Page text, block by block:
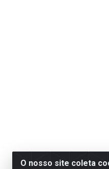
O nosso site coleta